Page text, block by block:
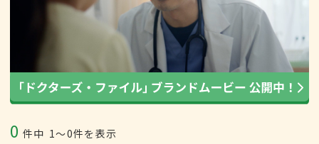
0 件中 1〜0件を表示